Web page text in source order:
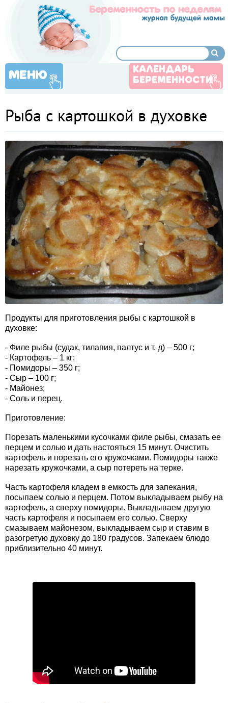
МЕНЮ
КАЛЕНДАРЬ
БЕРЕМЕННОСТИ
Рыба с картошкой в духовке
Продукты для приготовления рыбы с картошкой в
духовке:
- Филе рыбы (судак, тилапия, палтус и т. д) – 500 г;
- Картофель – 1 кг;
- Помидоры – 350 г;
- Сыр – 100 г;
- Майонез;
- Соль и перец.
Приготовление:
Порезать маленькими кусочками филе рыбы, смазать ее
перцем и солью и дать настояться 15 минут. Очистить
картофель и порезать его кружочками. Помидоры также
нарезать кружочками, а сыр потереть на терке.
Часть картофеля кладем в емкость для запекания,
посыпаем солью и перцем. Потом выкладываем рыбу на
картофель, а сверху помидоры. Выкладываем другую
часть картофеля и посыпаем его солью. Сверху
смазываем майонезом, выкладываем сыр и ставим в
разогретую духовку до 180 градусов. Запекаем блюдо
приблизительно 40 минут.